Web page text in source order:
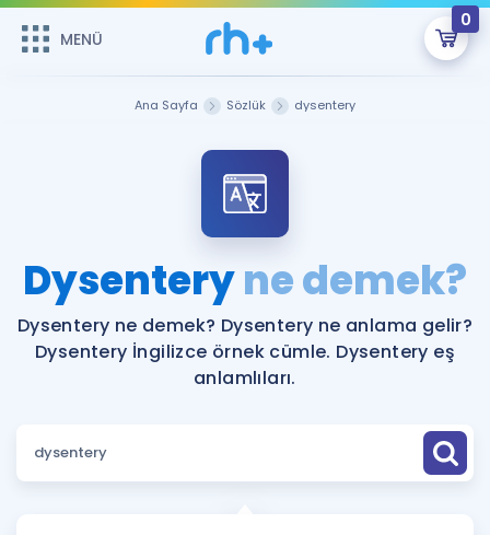
MENÜ
0
Şifremi Hatırlamıyorum
ÜYE DEĞİLİM
Sepetin Şu An Boş.
Remzi Hoca ile seni sınava hazırlayacak onlarca eğitim seni
bekliyor!
MENÜ
Katılımcı Görüşleri
Faydalı Araçlar
Sözlük
Hakkımızda
Ana Sayfa Sözlük dysentery
Dysenteryne demek?
Dysentery ne demek? Dysentery ne anlama gelir?
Dysentery İngilizce örnek cümle. Dysentery eş
anlamlıları.